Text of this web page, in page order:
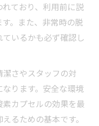
ており、利用前に説
。また、非常時の脱
いるかも必ず確認し
さやスタッフの対
ります。安全な環境
カプセルの効果を最
るための基本です。